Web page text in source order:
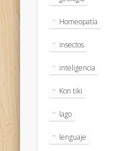
Homeopatía
insectos
inteligencia
Kon tiki
lago
lenguaje